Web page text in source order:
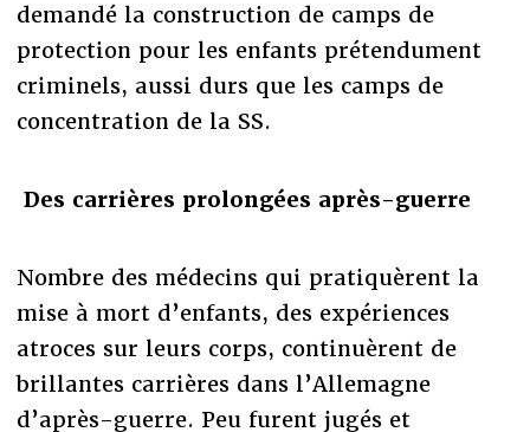
demandé la construction de camps de
protection pour les enfants prétendument
criminels, aussi durs que les camps de
concentration de la SS.
Des carrières prolongées après-guerre
Nombre des médecins qui pratiquèrent la
mise à mort d’enfants, des expériences
atroces sur leurs corps, continuèrent de
brillantes carrières dans l’Allemagne
d’après-guerre. Peu furent jugés et